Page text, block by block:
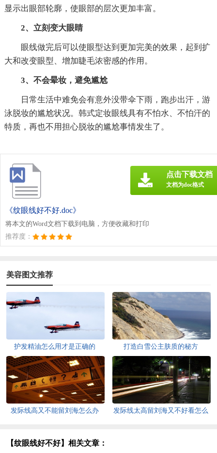
显示出眼部轮廓，使眼部的层次更加丰富。
2、立刻变大眼睛
眼线做完后可以使眼型达到更加完美的效果，起到扩
大和改变眼型、增加睫毛浓密感的作用。
3、不会晕妆，避免尴尬
日常生活中难免会有意外没带伞下雨，跑步出汗，游
泳脱妆的尴尬状况。韩式定妆眼线具有不怕水、不怕汗的
特质，再也不用担心脱妆的尴尬事情发生了。
《纹眼线好不好.doc》
将本文的Word文档下载到电脑，方便收藏和打印
推荐度：
点击下载文档
文档为doc格式
美容图文推荐
护发精油怎么用才是正确的 打造白雪公主肤质的秘方
发际线高又不能留刘海怎么办
发际线太高留刘海又不好看怎么
【纹眼线好不好】相关文章：